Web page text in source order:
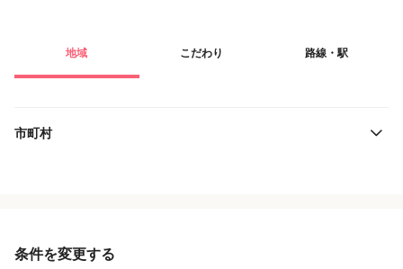
地域 こだわり 路線・駅
市町村
条件を変更する